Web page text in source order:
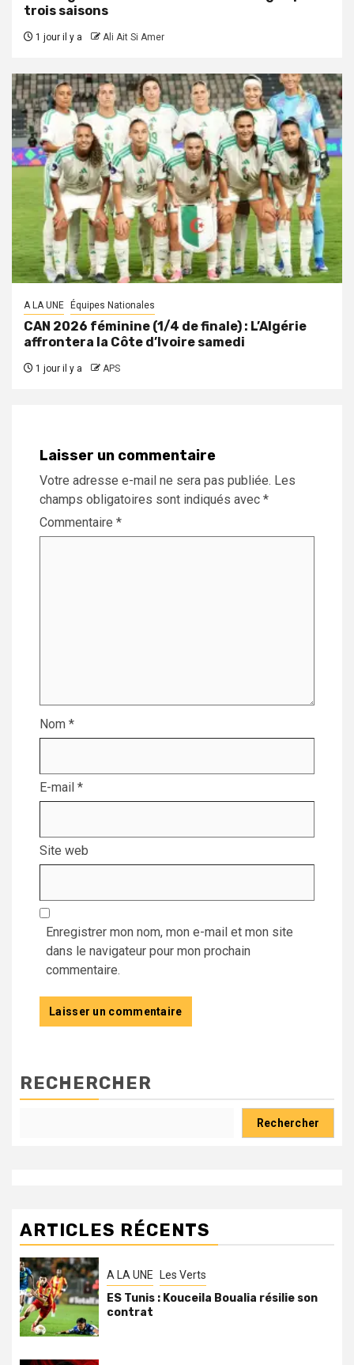
trois saisons
1 jour il y a Ali Ait Si Amer
A LA UNE Équipes Nationales
CAN 2026 féminine (1/4 de finale) : L’Algérie
affrontera la Côte d’Ivoire samedi
1 jour il y a APS
Laisser un commentaire
Votre adresse e-mail ne sera pas publiée. Les
champs obligatoires sont indiqués avec *
Commentaire *
Nom *
E-mail *
Site web
Enregistrer mon nom, mon e-mail et mon site
dans le navigateur pour mon prochain
commentaire.
RECHERCHER
Rechercher
ARTICLES RÉCENTS
A LA UNE Les Verts
ES Tunis : Kouceila Boualia résilie son
contrat